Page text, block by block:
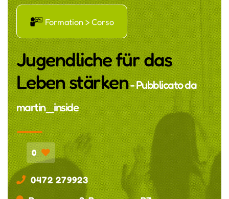
Ř Formation > Corso
Jugendliche für das
Leben stärken- Pubblicato da
martin_inside
0
0472 279923